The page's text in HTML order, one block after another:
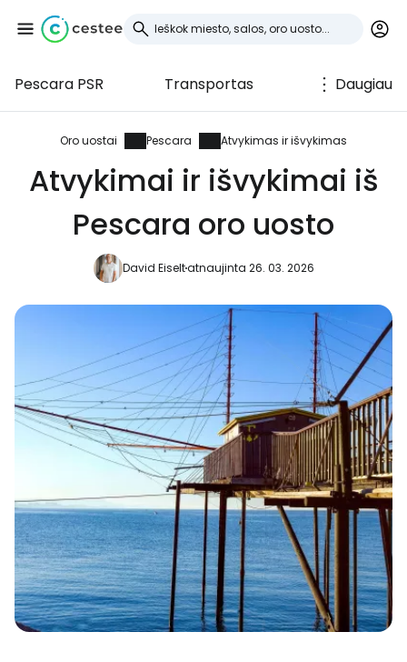
Pescara PSR Transportas Daugiau
Oro uostai Pescara Atvykimas ir išvykimas
Atvykimai ir išvykimai iš
Pescara oro uosto
David Eiseltatnaujinta 26. 03. 2026
Prisijunkite prie
Cestee
... pasaulinė kelionių bendruomenė
Tęsti su Facebook
Tęsti el. paštu